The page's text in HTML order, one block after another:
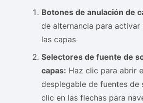
Botones de anulación de
de alternancia para
las capas
Selectores de fuente de
capas: Haz clic para abrir
desplegable de fuentes de
clic en las flechas para